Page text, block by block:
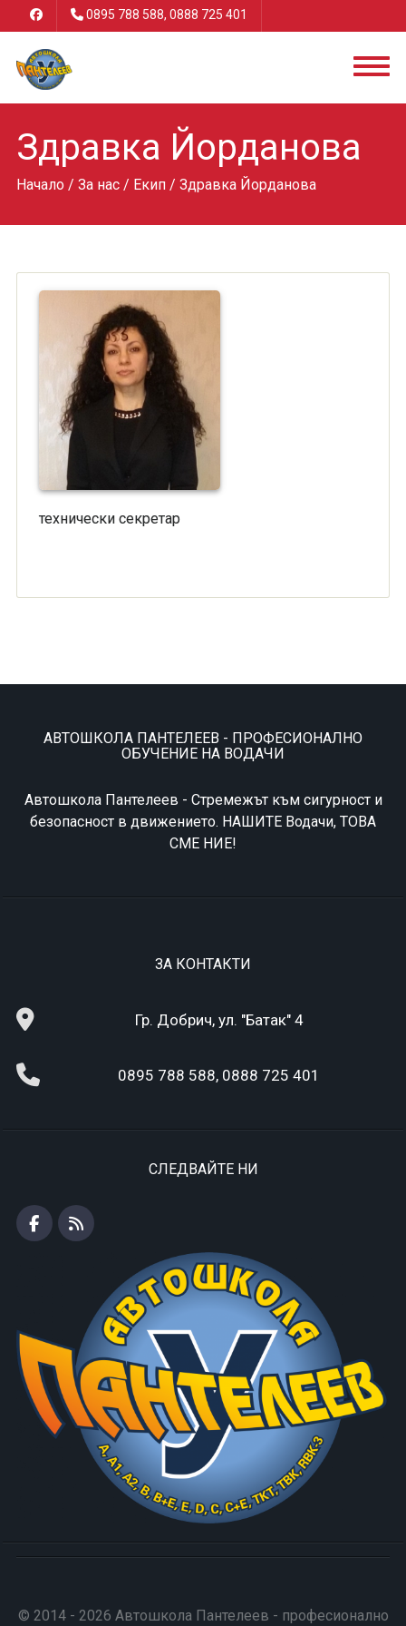
0895 788 588, 0888 725 401
Здравка Йорданова
Начало/ За нас/ Екип/ Здравка Йорданова
технически секретар
АВТОШКОЛА ПАНТЕЛЕЕВ - ПРОФЕСИОНАЛНО
ОБУЧЕНИЕ НА ВОДАЧИ
Автошкола Пантелеев - Стремeжът към сигурност и
безопасност в движението. НАШИТЕ Водачи, ТОВА
СМЕ НИЕ!
ЗА КОНТАКТИ
Гр. Добрич, ул. "Батак" 4
0895 788 588, 0888 725 401
СЛЕДВАЙТЕ НИ
© 2014 - 2026 Автошкола Пантелеев - професионално